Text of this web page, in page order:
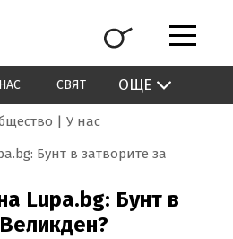
СВЯТ ОЩЕ
У нас
Бунт в затворите за
Lupa.bg: Бунт в